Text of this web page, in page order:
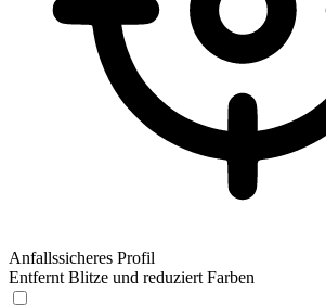
Anfallssicheres Profil
Entfernt Blitze und reduziert Farben